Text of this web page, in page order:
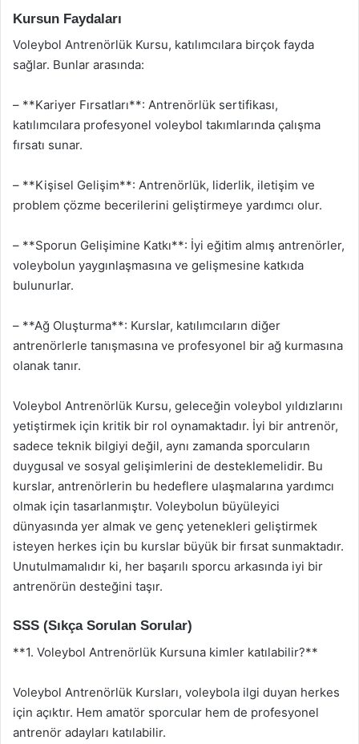
Kursun Faydaları
Voleybol Antrenörlük Kursu, katılımcılara birçok fayda
sağlar. Bunlar arasında:
– **Kariyer Fırsatları**: Antrenörlük sertifikası,
katılımcılara profesyonel voleybol takımlarında çalışma
fırsatı sunar.
– **Kişisel Gelişim**: Antrenörlük, liderlik, iletişim ve
problem çözme becerilerini geliştirmeye yardımcı olur.
– **Sporun Gelişimine Katkı**: İyi eğitim almış antrenörler,
voleybolun yaygınlaşmasına ve gelişmesine katkıda
bulunurlar.
– **Ağ Oluşturma**: Kurslar, katılımcıların diğer
antrenörlerle tanışmasına ve profesyonel bir ağ kurmasına
olanak tanır.
Voleybol Antrenörlük Kursu, geleceğin voleybol yıldızlarını
yetiştirmek için kritik bir rol oynamaktadır. İyi bir antrenör,
sadece teknik bilgiyi değil, aynı zamanda sporcuların
duygusal ve sosyal gelişimlerini de desteklemelidir. Bu
kurslar, antrenörlerin bu hedeflere ulaşmalarına yardımcı
olmak için tasarlanmıştır. Voleybolun büyüleyici
dünyasında yer almak ve genç yetenekleri geliştirmek
isteyen herkes için bu kurslar büyük bir fırsat sunmaktadır.
Unutulmamalıdır ki, her başarılı sporcu arkasında iyi bir
antrenörün desteğini taşır.
SSS (Sıkça Sorulan Sorular)
**1. Voleybol Antrenörlük Kursuna kimler katılabilir?**
Voleybol Antrenörlük Kursları, voleybola ilgi duyan herkes
için açıktır. Hem amatör sporcular hem de profesyonel
antrenör adayları katılabilir.